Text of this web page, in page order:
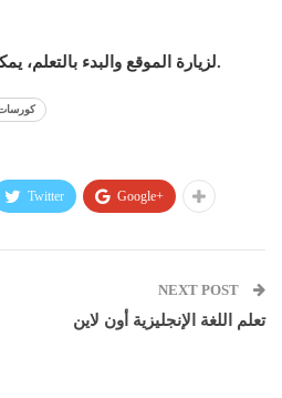
لزيارة الموقع والبدء بالتعلم،.
كورسات
Twitter Google+
NEXT POST
تعلم اللغة الإنجليزية أون لاين